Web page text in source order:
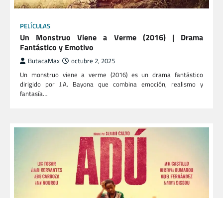
PELÍCULAS
Un Monstruo Viene a Verme (2016) | Drama
Fantástico y Emotivo
ButacaMax octubre 2, 2025
Un monstruo viene a verme (2016) es un drama fantástico
dirigido por J.A. Bayona que combina emoción, realismo y
fantasía…